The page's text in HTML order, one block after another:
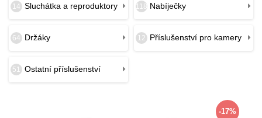
14 Sluchátka a reproduktory 118 Nabíječky
64 Držáky 12 Příslušenství pro kamery
51 Ostatní příslušenství
-17%